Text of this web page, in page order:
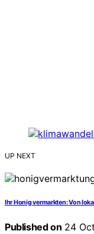
UP NEXT
Ihr Honig vermarkten: Von
Published on 24